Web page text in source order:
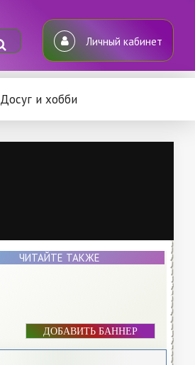
Личный кабинет
Досуг и хобби
ЧИТАЙТЕ ТАКЖЕ
ДОБАВИТЬ БАННЕР